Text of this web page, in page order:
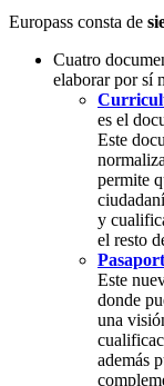
Europass consta de
Cuatro
elaborar por sí
es el
Este
permite
y
el resto
Este
donde
una
además